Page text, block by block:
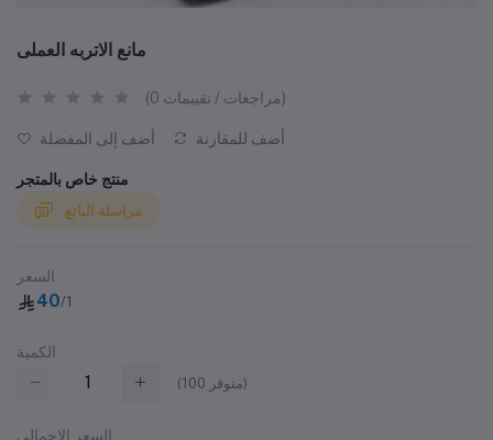
مانع الاتربه العملى
(0 مراجعات / تقييمات)
أضف إلى المفضلة أضف للمقارنة
منتج خاص بالمتجر
مراسلة البائع
السعر
40/1
الكمية
(100 متوفر)
السعر الإجمالي